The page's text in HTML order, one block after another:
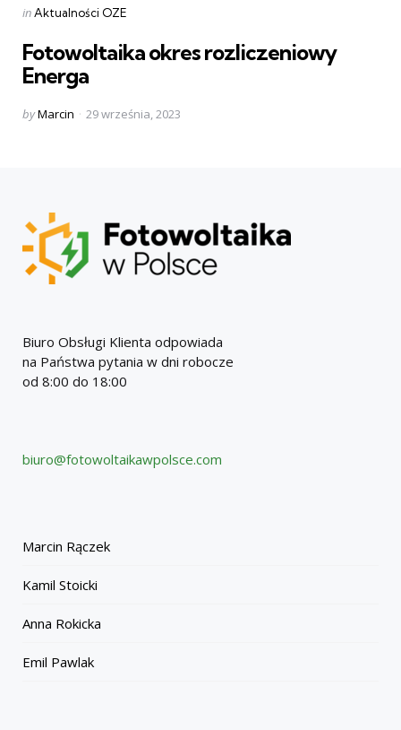
Categories
Posted
inAktualności OZE
Fotowoltaika okres rozliczeniowy
Energa
Posted
byMarcin 29 września, 2023
Biuro Obsługi Klienta odpowiada
na Państwa pytania w dni robocze
od 8:00 do 18:00
biuro@fotowoltaikawpolsce.com
Marcin Rączek
Kamil Stoicki
Anna Rokicka
Emil Pawlak